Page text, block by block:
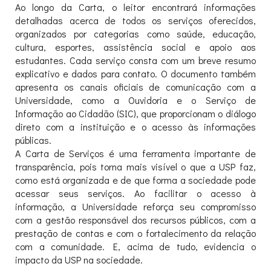
Ao longo da Carta, o leitor encontrará informações
detalhadas acerca de todos os serviços oferecidos,
organizados por categorias como saúde, educação,
cultura, esportes, assistência social e apoio aos
estudantes. Cada serviço consta com um breve resumo
explicativo e dados para contato. O documento também
apresenta os canais oficiais de comunicação com a
Universidade, como a Ouvidoria e o Serviço de
Informação ao Cidadão (SIC), que proporcionam o diálogo
direto com a instituição e o acesso às informações
públicas.
A Carta de Serviços é uma ferramenta importante de
transparência, pois torna mais visível o que a USP faz,
como está organizada e de que forma a sociedade pode
acessar seus serviços. Ao facilitar o acesso à
informação, a Universidade reforça seu compromisso
com a gestão responsável dos recursos públicos, com a
prestação de contas e com o fortalecimento da relação
com a comunidade. E, acima de tudo, evidencia o
impacto da USP na sociedade.